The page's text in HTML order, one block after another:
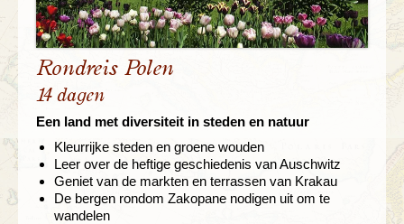
Rondreis Polen
14 dagen
Een land met diversiteit in steden en natuur
Kleurrijke steden en groene wouden
Leer over de heftige geschiedenis van Auschwitz
Geniet van de markten en terrassen van Krakau
De bergen rondom Zakopane nodigen uit om te
wandelen